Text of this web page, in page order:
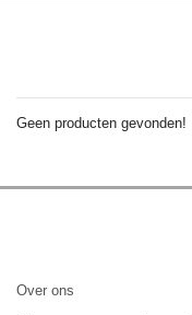
Geen producten gevonden!
Over ons